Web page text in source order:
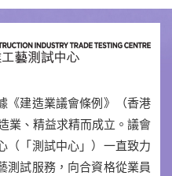
《建造業議會條例》（香港
業、精益求精而成立。議會
（「測試中心」）一直致力
測試服務，向合資格從業員